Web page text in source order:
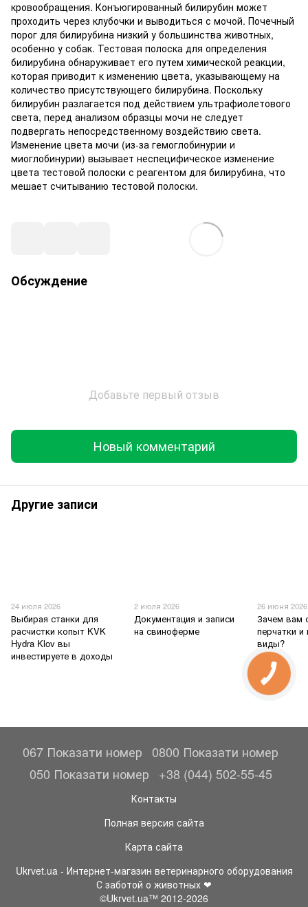
кровообращения. Конъюгированный билирубин может
проходить через клубочки и выводиться с мочой. Почечный
порог для билирубина низкий у большинства животных,
особенно у собак. Тестовая полоска для определения
билирубина обнаруживает его путем химической реакции,
которая приводит к изменению цвета, указывающему на
количество присутствующего билирубина. Поскольку
билирубин разлагается под действием ультрафиолетового
света, перед анализом образцы мочи не следует
подвергать непосредственному воздействию света.
Изменение цвета мочи (из-за гемоглобинурии и
миоглобинурии) вызывает неспецифическое изменение
цвета тестовой полоски с реагентом для билирубина, что
мешает считыванию тестовой полоски.
Обсуждение
Добавьте первый отзыв
Новый комментарий
Другие записи
24 июля 2026
Выбирая станки для
расчистки копыт KVK
Hydra Klov вы
инвестируете в доходы
2 июля 2026
Документация и записи
на свиноферме
26 июня 2026
Зачем вам
перчатки
виды?
067 Показати номер
0800 Показати номер
050 Показати номер
+38 (044) 502-55-45
Контакты
Полная версия сайта
Карта сайта
Ukrvet.ua - Интернет-магазин ветеринарного оборудования
С заботой о животных ❤
©Ukrvet.ua™ 2012-2026